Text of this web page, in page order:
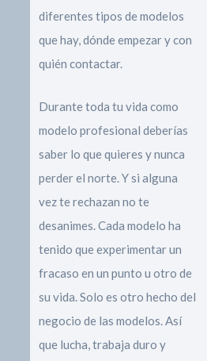
diferentes tipos de modelos
que hay, dónde empezar y con
quién contactar.
Durante toda tu vida como
modelo profesional deberías
saber lo que quieres y nunca
perder el norte. Y si alguna
vez te rechazan no te
desanimes. Cada modelo ha
tenido que experimentar un
fracaso en un punto u otro de
su vida. Solo es otro hecho del
negocio de las modelos. Así
que lucha, trabaja duro y